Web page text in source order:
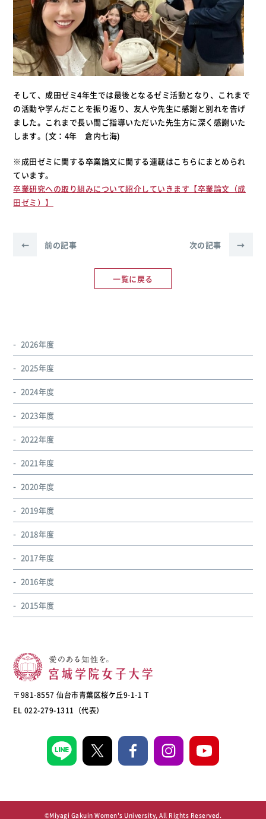
そして、成田ゼミ4年生では最後となるゼミ活動となり、これまで
の活動や学んだことを振り返り、友人や先生に感謝と別れを告げ
ました。これまで長い間ご指導いただいた先生方に深く感謝いた
します。(文：4年 倉内七海)
※成田ゼミに関する卒業論文に関する連載はこちらにまとめられ
ています。
卒業研究への取り組みについて紹介していきます【卒業論文（成
田ゼミ）】
← 前の記事
一覧に戻る
次の記事 →
2026年度
2025年度
2024年度
2023年度
2022年度
2021年度
2020年度
2019年度
2018年度
2017年度
2016年度
2015年度
〒981-8557 仙台市青葉区桜ケ丘9-1-1 T
EL 022-279-1311（代表）
©Miyagi Gakuin Women's University, All Rights Reserved.